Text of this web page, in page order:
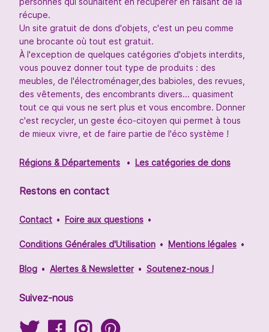
récupe.
Un site gratuit de dons d'objets, c'est un peu comme
une brocante où tout est gratuit.
À l'exception de quelques catégories d'objets interdits,
vous pouvez donner tout type de produits : des
meubles, de l'électroménager,des babioles, des revues,
des vêtements, des encombrants divers... quasiment
tout ce qui vous ne sert plus et vous encombre. Donner
c'est recycler, un geste éco-citoyen qui permet à tous
de mieux vivre, et de faire partie de l'éco système !
Régions & Départements Les catégories de dons
Restons en contact
Contact Foire aux questions
Conditions Générales d'Utilisation Mentions légales
Blog Alertes & Newsletter Soutenez-nous !
Suivez-nous